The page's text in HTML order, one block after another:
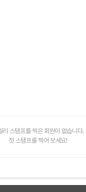
리 스탬프를 찍은 회원이 없습니다.
첫 스탬프를 찍어 보세요!